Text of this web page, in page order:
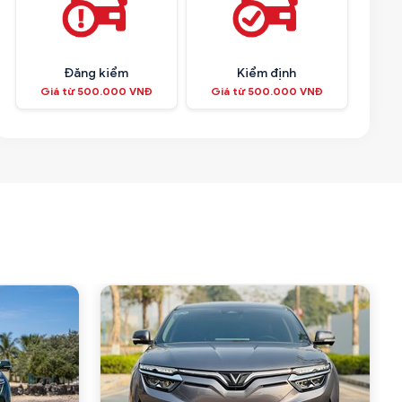
Đăng kiểm
Giá từ 500.000 VNĐ
Kiểm định
Giá từ 500.000 VNĐ